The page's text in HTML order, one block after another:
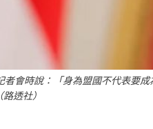
會時說：「身為盟國不代表要
透社）